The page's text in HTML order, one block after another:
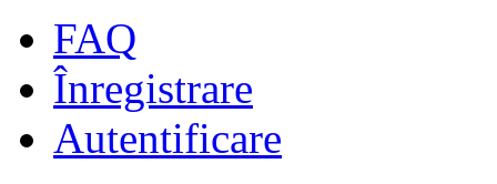
FAQ
Înregistrare
Autentificare